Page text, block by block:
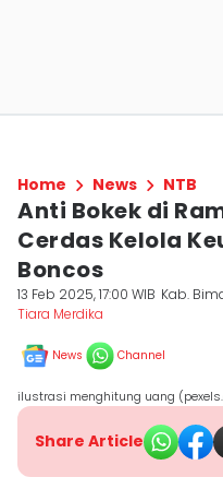
Home News NTB
Anti Bokek di
Cerdas Kelola
Boncos
13 Feb 2025, 17:00 WIB Kab.
Tiara Merdika
News Channel
ilustrasi menghitung uang
Share Article